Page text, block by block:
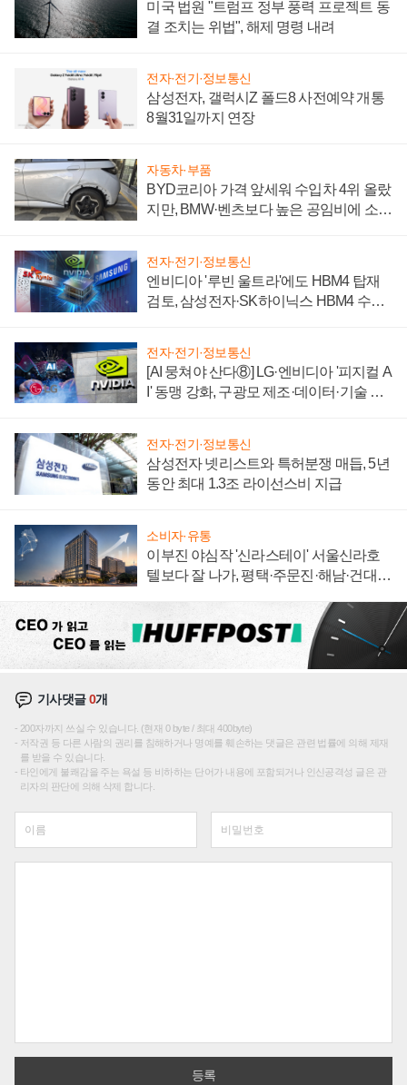
미국 법원 "트럼프 정부 풍력 프로젝트 동
결 조치는 위법", 해제 명령 내려
전자·전기·정보통신
삼성전자, 갤럭시Z 폴드8 사전예약 개통
8월31일까지 연장
자동차·부품
BYD코리아 가격 앞세워 수입차 4위 올랐
지만, BMW·벤츠보다 높은 공임비에 소비
전자·전기·정보통신
엔비디아 '루빈 울트라'에도 HBM4 탑재
검토, 삼성전자·SK하이닉스 HBM4 수율
전자·전기·정보통신
[AI 뭉쳐야 산다⑧] LG·엔비디아 '피지컬 A
I' 동맹 강화, 구광모 제조·데이터·기술 결
전자·전기·정보통신
삼성전자 넷리스트와 특허분쟁 매듭, 5년
동안 최대 1.3조 라이선스비 지급
소비자·유통
이부진 야심작 '신라스테이' 서울신라호
텔보다 잘 나가, 평택·주문진·해남·건대로
기사댓글0개
200자까지 쓰실 수 있습니다. (현재 0 byte / 최대 400byte)
저작권 등 다른 사람의 권리를 침해하거나 명예를 훼손하는 댓글은 관련 법률에 의해 제재
를 받을 수 있습니다.
타인에게 불쾌감을 주는 욕설 등 비하하는 단어가 내용에 포함되거나 인신공격성 글은 관
리자의 판단에 의해 삭제 합니다.